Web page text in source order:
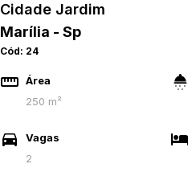
Cidade Jardim
Marília - Sp
Cód: 24
Área
250 m²
Vagas
2